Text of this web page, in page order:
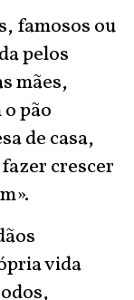
famosos ou
pelos
mães,
pão
de casa,
crescer
vida